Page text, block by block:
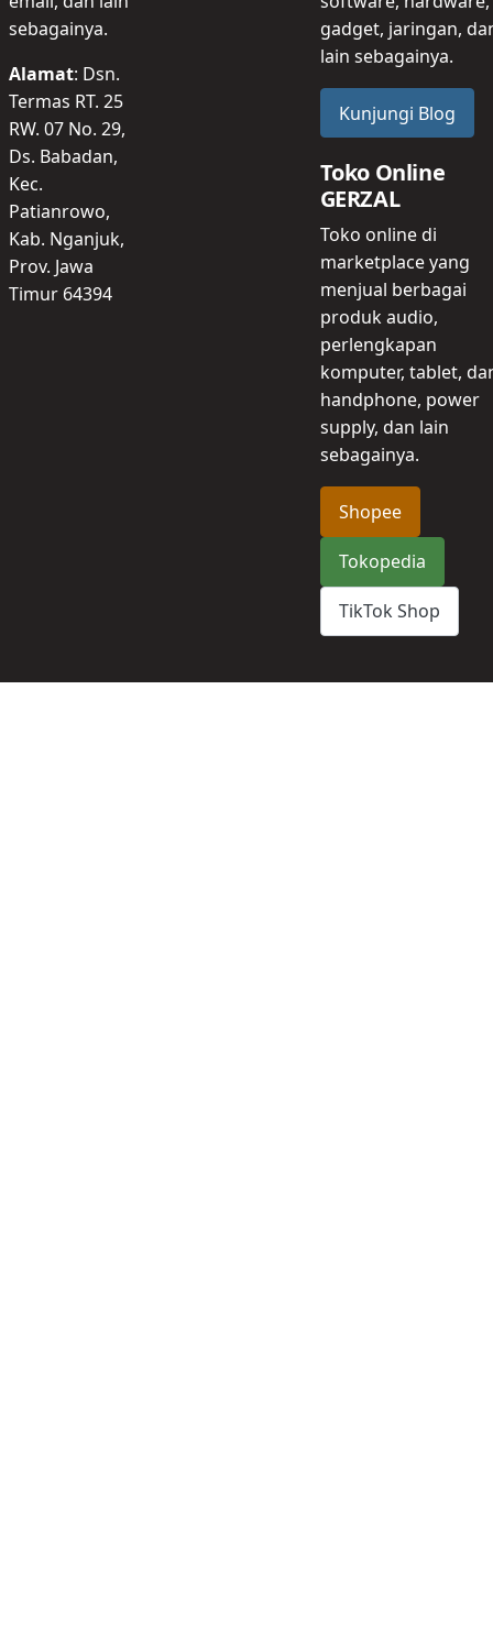
sebagainya.
Alamat: Dsn.
Termas RT. 25
RW. 07 No. 29,
Ds. Babadan,
Kec.
Patianrowo,
Kab. Nganjuk,
Prov. Jawa
Timur 64394
gadget, jaringan,
lain sebagainya.
Kunjungi Blog
Toko Online
GERZAL
Toko online di
marketplace yang
menjual berbagai
produk audio,
perlengkapan
komputer, tablet,
handphone, power
supply, dan lain
sebagainya.
Shopee
Tokopedia
TikTok Shop